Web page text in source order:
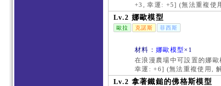
+3, 幸運: +5] (無法重複使
Lv.2 娜歐模型
歐拉 克諾斯 菲西斯
材料： 娜歐模型 ×1
在浪漫農場中可設置的娜
幸運: +6] (無法重複使用,
Lv.2 拿著鐵鎚的佛格斯模型